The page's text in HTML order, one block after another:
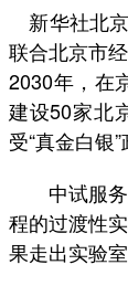
新华社北
联合北京市
2030年，在
建设50家北
受“真金白银”
中试服务
程的过渡性
果走出实验